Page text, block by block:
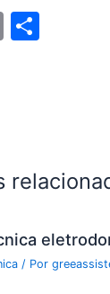
E
/ Por